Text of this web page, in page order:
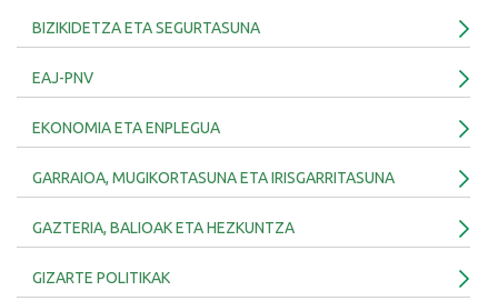
BIZIKIDETZA ETA SEGURTASUNA
EAJ-PNV
EKONOMIA ETA ENPLEGUA
GARRAIOA, MUGIKORTASUNA ETA IRISGARRITASUNA
GAZTERIA, BALIOAK ETA HEZKUNTZA
GIZARTE POLITIKAK